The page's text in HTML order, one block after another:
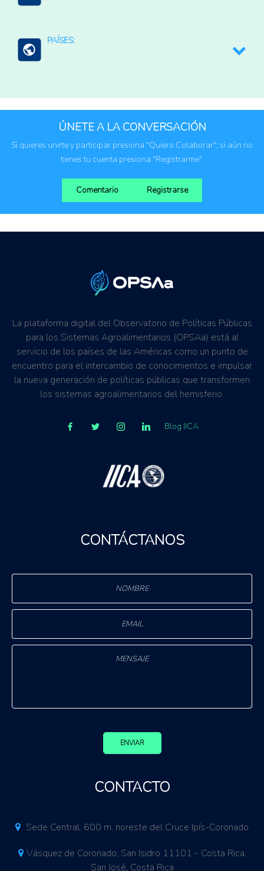
PAÍSES:
América Latina
ÚNETE A LA CONVERSACIÓN
Si quieres unirte y participar presiona "Quiero Colaborar"; si aún no
tienes tu cuenta presiona "Registrarme".
Comentario Registrarse
La plataforma digital del Observatorio de Políticas Públicas
para los Sistemas Agroalimentarios (OPSAa) está al
servicio de los países de las Américas como un punto de
encuentro para el intercambio de conocimientos e impulsar
la nueva generación de políticas públicas que transformen
los sistemas agroalimentarios del hemisferio.
Blog IICA
CONTÁCTANOS
ENVIAR
CONTACTO
Sede Central. 600 m. noreste del Cruce Ipís-Coronado
Vásquez de Coronado, San Isidro 11101 - Costa Rica.
San José, Costa Rica